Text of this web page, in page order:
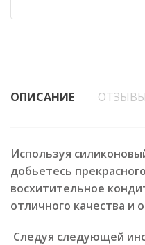
ОПИСАНИЕ ОТЗЫВЫ
Используя
добьетесь
восхитительное
отличного качества и
Следуя следующей